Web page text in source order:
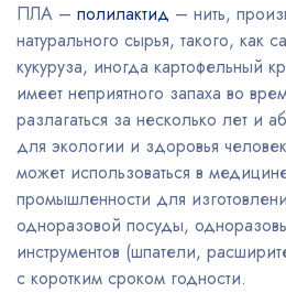
ПЛА – полилактид – нить,
натурального сырья, такого, как
кукуруза, иногда картофельный
имеет неприятного запаха во
разлагаться за несколько лет и
для экологии и здоровья
может использоваться в
промышленности для
одноразовой посуды,
инструментов (шпатели,
с коротким сроком годности.